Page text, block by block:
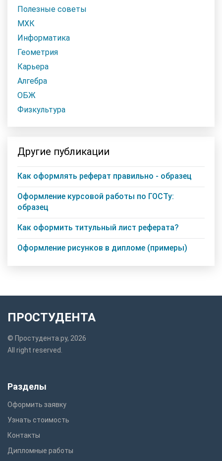
Полезные советы
МХК
Информатика
Геометрия
Карьера
Алгебра
ОБЖ
Физкультура
Другие публикации
Как оформлять реферат правильно - образец
Оформление курсовой работы по ГОСТу:
образец
Как оформить титульный лист реферата?
Оформление рисунков в дипломе (примеры)
ПРОСТУДЕНТА
© Простудента.ру, 2026
All right reserved.
Разделы
Оформить заявку
Узнать стоимость
Контакты
Дипломные работы